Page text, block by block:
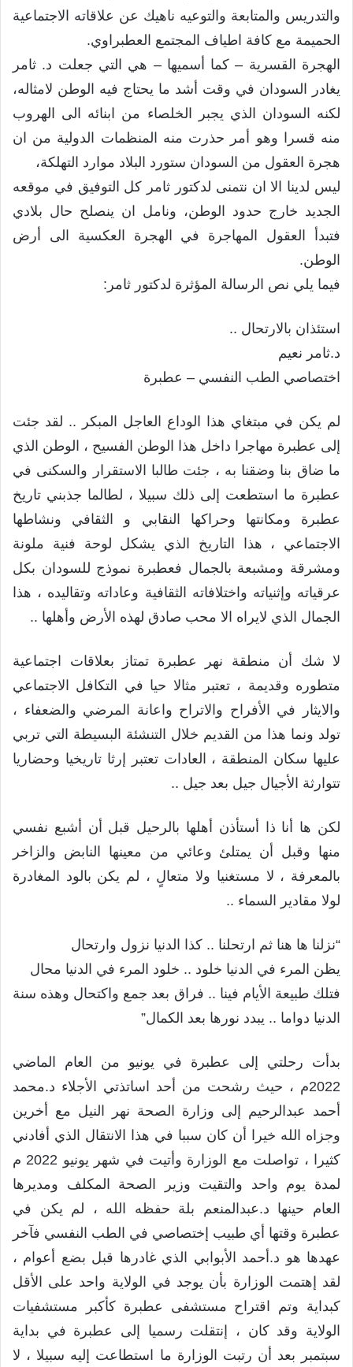
والتدريس والمتابعة والتوعيه ناهيك عن علاقاته الاجتماعية
الحميمة مع كافة اطياف المجتمع العطبراوي.
الهجرة القسرية – كما أسميها – هي التي جعلت د. ثامر
يغادر السودان في وقت أشد ما يحتاج فيه الوطن لامثاله،
لكنه السودان الذي يجبر الخلصاء من ابنائه الى الهروب
منه قسرا وهو أمر حذرت منه المنظمات الدولية من ان
هجرة العقول من السودان ستورد البلاد موارد التهلكة،
ليس لدينا الا ان نتمنى لدكتور ثامر كل التوفيق في موقعه
الجديد خارج حدود الوطن، ونامل ان ينصلح حال بلادي
فتبدأ العقول المهاجرة في الهجرة العكسية الى أرض
الوطن.
فيما يلي نص الرسالة المؤثرة لدكتور ثامر:
استئذان بالارتحال ..
د.ثامر نعيم
اختصاصي الطب النفسي – عطبرة
لم يكن في مبتغاي هذا الوداع العاجل المبكر .. لقد جئت
إلى عطبرة مهاجرا داخل هذا الوطن الفسيح ، الوطن الذي
ما ضاق بنا وضقنا به ، جئت طالبا الاستقرار والسكنى في
عطبرة ما استطعت إلى ذلك سبيلا ، لطالما جذبني تاريخ
عطبرة ومكانتها وحراكها النقابي و الثقافي ونشاطها
الاجتماعي ، هذا التاريخ الذي يشكل لوحة فنية ملونة
ومشرقة ومشبعة بالجمال فعطبرة نموذج للسودان بكل
عرقياته وإثنياته واختلافاته الثقافية وعاداته وتقاليده ، هذا
الجمال الذي لايراه الا محب صادق لهذه الأرض وأهلها ..
لا شك أن منطقة نهر عطبرة تمتاز بعلاقات اجتماعية
متطوره وقديمة ، تعتبر مثالا حيا في التكافل الاجتماعي
والايثار في الأفراح والاتراح واعانة المرضي والضعفاء ،
تولد ونما هذا من القديم خلال التنشئة البسيطة التي تربي
عليها سكان المنطقة ، العادات تعتبر إرثا تاريخيا وحضاريا
تتوارثة الأجيال جيل بعد جيل ..
لكن ها أنا ذا أستأذن أهلها بالرحيل قبل أن أشبع نفسي
منها وقبل أن يمتلئ وعائي من معينها النابض والزاخر
بالمعرفة ، لا مستغنيا ولا متعالٍ ، لم يكن بالود المغادرة
لولا مقادير السماء ..
“نزلنا ها هنا ثم ارتحلنا .. كذا الدنيا نزول وارتحال
يظن المرء في الدنيا خلود .. خلود المرء في الدنيا محال
فتلك طبيعة الأيام فينا .. فراق بعد جمع واكتحال وهذه سنة
الدنيا دواما .. يبدد نورها بعد الكمال”
بدأت رحلتي إلى عطبرة في يونيو من العام الماضي
2022م ، حيث رشحت من أحد اساتذتي الأجلاء د.محمد
أحمد عبدالرحيم إلى وزارة الصحة نهر النيل مع أخرين
وجزاه الله خيرا أن كان سببا في هذا الانتقال الذي أفادني
كثيرا ، تواصلت مع الوزارة وأتيت في شهر يونيو 2022 م
لمدة يوم واحد والتقيت وزير الصحة المكلف ومديرها
العام حينها د.عبدالمنعم بلة حفظه الله ، لم يكن في
عطبرة وقتها أي طبيب إختصاصي في الطب النفسي فآخر
عهدها هو د.أحمد الأبوابي الذي غادرها قبل بضع أعوام ،
لقد إهتمت الوزارة بأن يوجد في الولاية واحد على الأقل
كبداية وتم اقتراح مستشفى عطبرة كأكبر مستشفيات
الولاية وقد كان ، إنتقلت رسميا إلى عطبرة في بداية
سبتمبر بعد أن رتبت الوزارة ما استطاعت إليه سبيلا ، لا